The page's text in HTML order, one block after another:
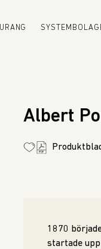
Albert
1870
startade